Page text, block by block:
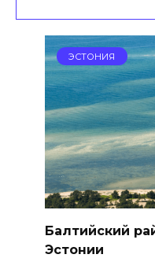
ЭСТОНИЯ
Балтийский
Эстонии